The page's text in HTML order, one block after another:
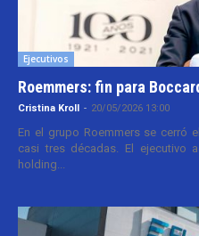
Ejecutivos
Roemmers: fin para
Cristina Kroll - 20/05/2026 13:00
En el grupo Roemmers se cerró
casi tres décadas. El ejecutivo
holding...